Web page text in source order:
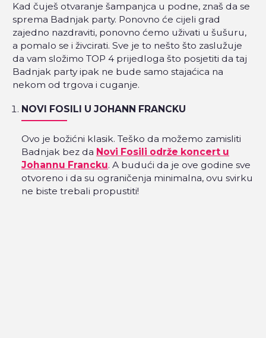
Kad čuješ otvaranje šampanjca u podne, znaš da se
sprema Badnjak party. Ponovno će cijeli grad
zajedno nazdraviti, ponovno ćemo uživati u šušuru,
a pomalo se i živcirati. Sve je to nešto što zaslužuje
da vam složimo TOP 4 prijedloga što posjetiti da taj
Badnjak party ipak ne bude samo stajaćica na
nekom od trgova i cuganje.
NOVI FOSILI U JOHANN FRANCKU
Ovo je božićni klasik. Teško da možemo zamisliti
Badnjak bez da Novi Fosili održe koncert u
Johannu Francku. A budući da je ove godine sve
otvoreno i da su ograničenja minimalna, ovu svirku
ne biste trebali propustiti!